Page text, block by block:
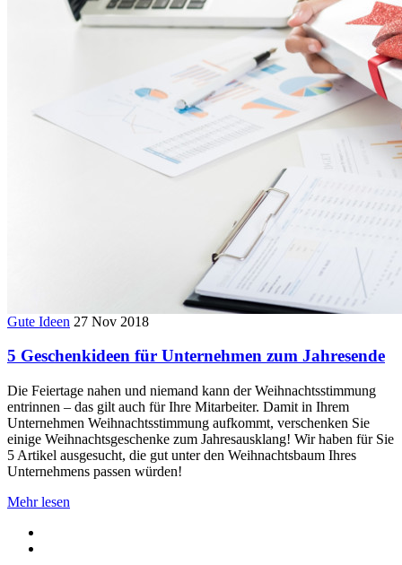
Gute Ideen 27 Nov 2018
5 Geschenkideen für Unternehmen zum Jahresende
Die Feiertage nahen und niemand kann der Weihnachtsstimmung
entrinnen – das gilt auch für Ihre Mitarbeiter. Damit in Ihrem
Unternehmen Weihnachtsstimmung aufkommt, verschenken Sie
einige Weihnachtsgeschenke zum Jahresausklang! Wir haben für Sie
5 Artikel ausgesucht, die gut unter den Weihnachtsbaum Ihres
Unternehmens passen würden!
Mehr lesen